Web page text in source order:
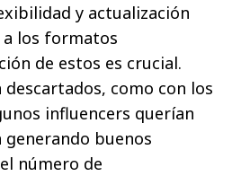
y actualización
los formatos
de estos es crucial.
como con los
influencers querían
buenos
número de